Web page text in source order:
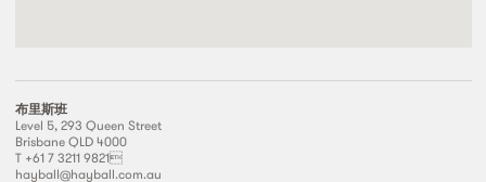
布里斯班
Level 5, 293 Queen Street
Brisbane QLD 4000
T +61 7 3211 9821
hayball@hayball.com.au